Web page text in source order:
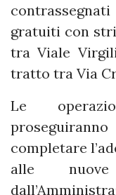
gratuiti con
tra Viale
tratto tra Via
Le
completare
alle